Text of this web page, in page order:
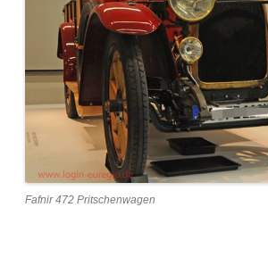
Fafnir 472 Pritschenwagen